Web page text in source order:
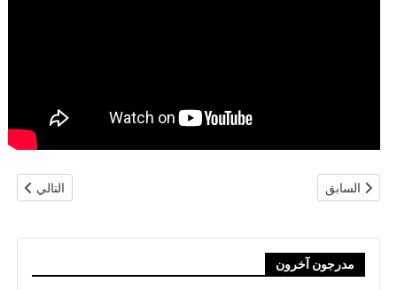
المقال السابق: كارولين أمازيس ماهر يسري
السابق المقال
التالي
مدرجون آخرون